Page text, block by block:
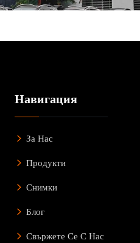
Навигация
За Нас
Продукти
Снимки
Блог
Свържете Се С Нас